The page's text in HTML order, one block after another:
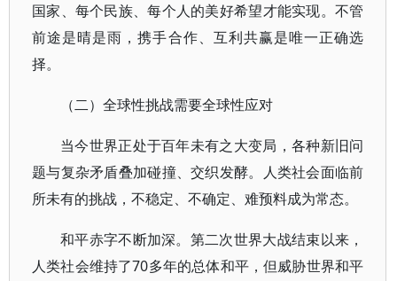
国家、每个民族、每个人的美好希望才能实现。不管
前途是晴是雨，携手合作、互利共赢是唯一正确选
择。
（二）全球性挑战需要全球性应对
当今世界正处于百年未有之大变局，各种新旧问
题与复杂矛盾叠加碰撞、交织发酵。人类社会面临前
所未有的挑战，不稳定、不确定、难预料成为常态。
和平赤字不断加深。第二次世界大战结束以来，
人类社会维持了70多年的总体和平，但威胁世界和平